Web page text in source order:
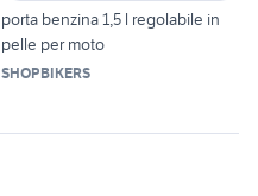
porta benzina 1,5 l regolabile in
pelle per moto
SHOPBIKERS